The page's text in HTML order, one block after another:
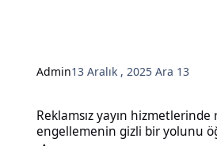
Admin13 Aralık , 2025Ara 13
Reklamsız yayın hizmetlerinde
engellemenin gizli bir yolunu